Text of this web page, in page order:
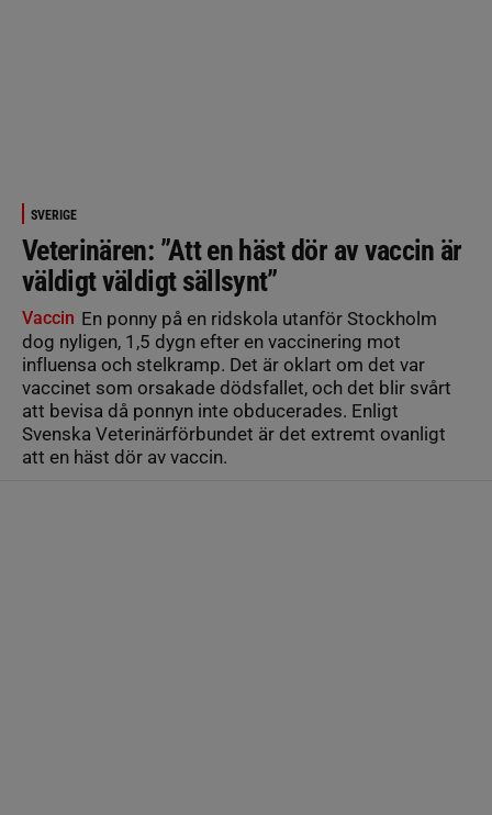
SVERIGE
Veterinären: ”Att en häst dör av vaccin är
väldigt väldigt sällsynt”
Vaccin En ponny på en ridskola utanför Stockholm
dog nyligen, 1,5 dygn efter en vaccinering mot
influensa och stelkramp. Det är oklart om det var
vaccinet som orsakade dödsfallet, och det blir svårt
att bevisa då ponnyn inte obducerades. Enligt
Svenska Veterinärförbundet är det extremt ovanligt
att en häst dör av vaccin.